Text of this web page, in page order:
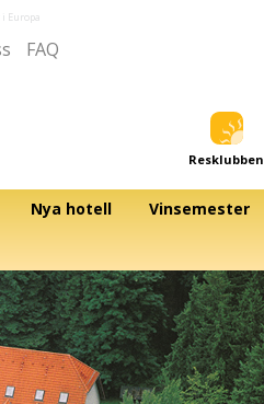
Europa
FAQ
Resklubben
Nya hotell Vinsemester